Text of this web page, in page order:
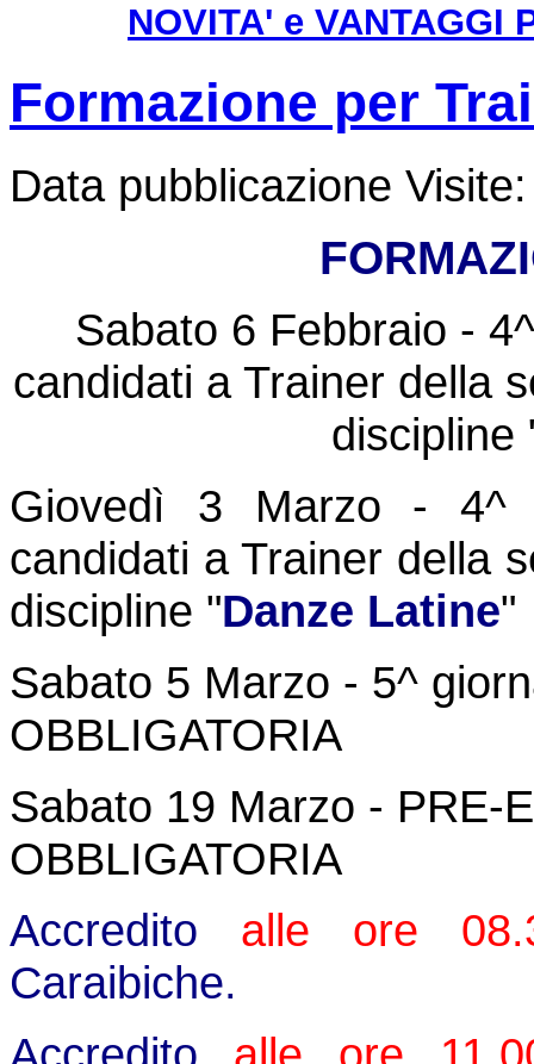
NOVITA' e
Formazione per
Data pubblicazione
Sabato 6 Febbraio -
candidati a Trainer della
discipline
Giovedì 3 Marzo -
candidati a Trainer della
discipline "Danze Latine"
Sabato 5 Marzo - 5^
OBBLIGATORIA
Sabato 19 Marzo - PRE-
OBBLIGATORIA
Accredito alle ore
Caraibiche.